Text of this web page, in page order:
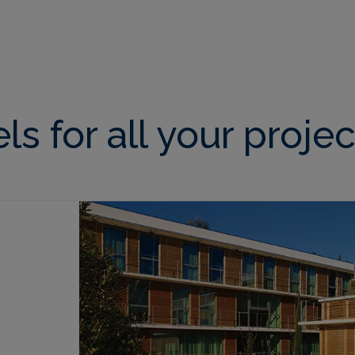
for all your